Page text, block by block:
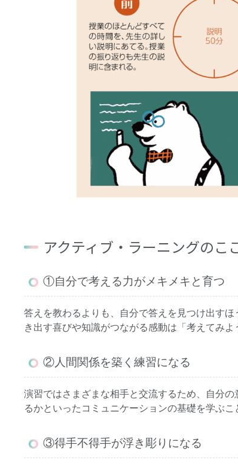
アクティブ・ラーニングのこ
①自分で考える力がメキメキと育つ
答えを教わるよりも、自分で答えを見つけ出す
き出す喜びや知識がつながる感動は「考えてみよ
②人間関係を築く練習になる
演習ではさまざまな相手と交流するため、自分
るかといったコミュニケーションの基礎を学ぶこ
③得手不得手が浮き彫りになる